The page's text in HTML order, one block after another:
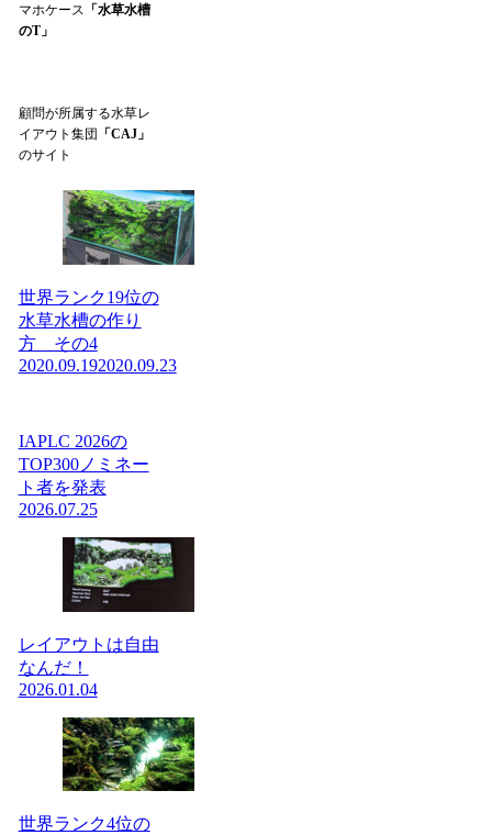
マホケース 「水草水槽
のT」
顧問が所属する水草レ
イアウト集団
「CAJ」
のサイト
世界ランク19位の
水草水槽の作り
方 その4
2020.09.192020.09.23
IAPLC 2026の
TOP300ノミネー
ト者を発表
2026.07.25
レイアウトは自由
なんだ！
2026.01.04
世界ランク4位の